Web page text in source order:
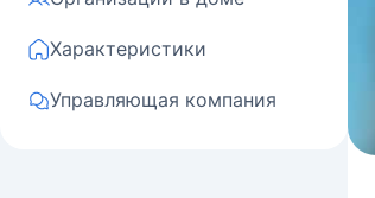
Характеристики
Управляющая компания